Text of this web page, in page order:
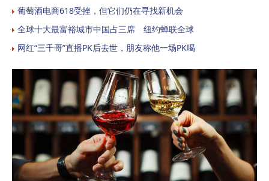
葡萄酒电商618受挫，但它们仍在寻找新机会
全球十大最富裕城市中国占三席 纽约蝉联全球
网红“三千哥”直播PK后去世，朋友称他一场PK喝